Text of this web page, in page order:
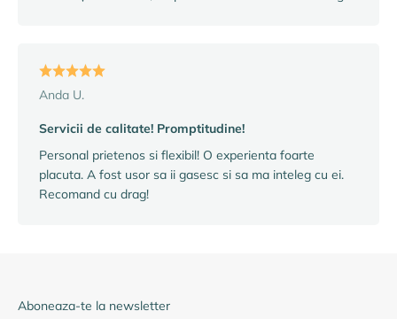
Anda U.
Servicii de calitate! Promptitudine!
Personal prietenos si flexibil! O experienta foarte
placuta. A fost usor sa ii gasesc si sa ma inteleg cu ei.
Recomand cu drag!
Aboneaza-te la newsletter